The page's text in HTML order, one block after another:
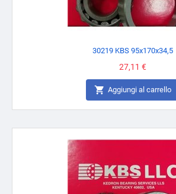
30219 KBS 95x170x34,5
Prezzo
27,11 €
 Aggiungi al carrello